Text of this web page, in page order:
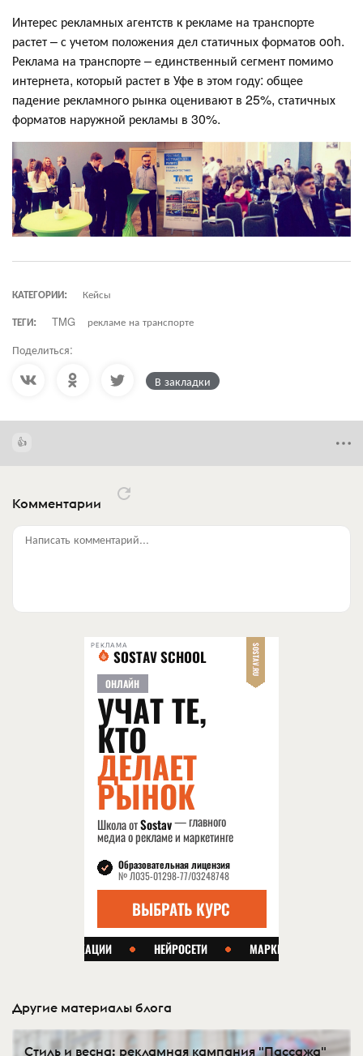
Интерес рекламных агентств к рекламе на транспорте
растет – с учетом положения дел статичных форматов ooh.
Реклама на транспорте – единственный сегмент помимо
интернета, который растет в Уфе в этом году: общее
падение рекламного рынка оценивают в 25%, статичных
форматов наружной рекламы в 30%.
КАТЕГОРИИ:
Кейсы
ТЕГИ:
TMG рекламе на транспорте
Поделиться:
В закладки
Комментарии
Написать комментарий...
РЕКЛАМА
Другие материалы блога
Стиль и весна: рекламная кампания "Пассажа"